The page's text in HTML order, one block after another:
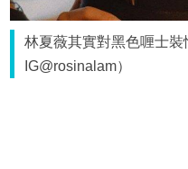
林夏薇其實對黑色喱士裝
IG@rosinalam）